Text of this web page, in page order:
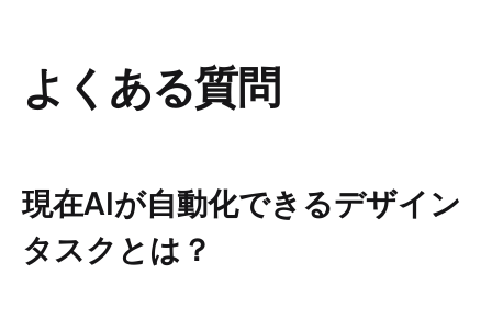
よくある質問
現在AIが自動化できるデザイン
タスクとは？